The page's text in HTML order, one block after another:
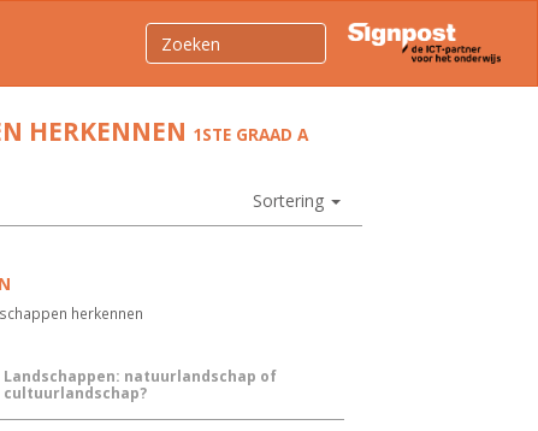
HERKENNEN 1STE GRAAD A
Sortering
herkennen
Landschappen: natuurlandschap of
cultuurlandschap?